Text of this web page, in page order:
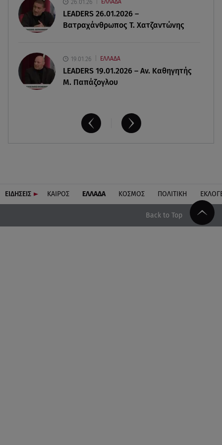
αποτελέσματα26.01.26 ΕΛΛΑΔΑ
LEADERS 26.01.2026 –
Βατραχάνθρωπος Τ. Χατζαντώνης
19.01.26 ΕΛΛΑΔΑ
LEADERS 19.01.2026 – Αν. Καθηγητής
Μ. Παπάζογλου
ΕΙΔΗΣΕΙΣ ΚΑΙΡΟΣ ΕΛΛΑΔΑ ΚΟΣΜΟΣ ΠΟΛΙΤΙΚΗ
Back to Top